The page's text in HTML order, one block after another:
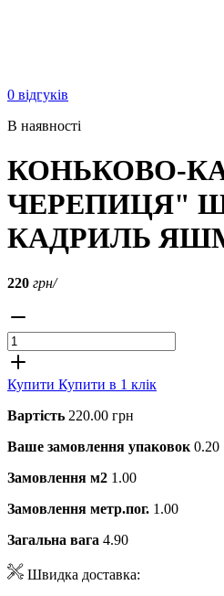
0 відгуків
В наявності
КОНЬКОВО-
ЧЕРЕПИЦЯ"
КАДРИЛЬ
220 грн/
Купити Купити в 1 клік
Вартість 220.00 грн
Ваше замовлення упаковок 0.20
Замовлення м2 1.00
Замовлення метр.пог. 1.00
Загальна вага 4.90
Швидка доставка: